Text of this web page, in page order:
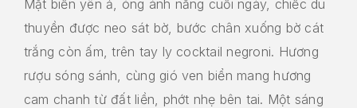
Mặt biển yên ả, óng ánh nắng cuối ngày, chiếc du
thuyền được neo sát bờ, bước chân xuống bờ cát
trắng còn ấm, trên tay ly cocktail negroni. Hương
rượu sóng sánh, cùng gió ven biển mang hương
cam chanh từ đất liền, phớt nhẹ bên tai. Một sáng